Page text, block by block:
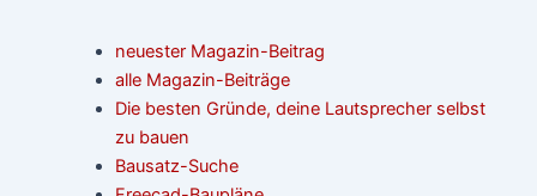
neuester Magazin-Beitrag
alle Magazin-Beiträge
Die besten Gründe, deine Lautsprecher selbst
zu bauen
Bausatz-Suche